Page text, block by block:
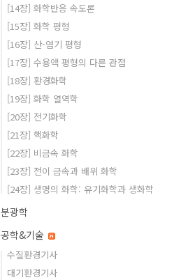
[14장] 화학반응 속도론
[15장] 화학 평형
[16장] 산-염기 평형
[17장] 수용액 평형의 다른 관점
[18장] 환경화학
[19장] 화학 열역학
[20장] 전기화학
[21장] 핵화학
[22장] 비금속 화학
[23장] 전이 금속과 배위 화학
[24장] 생명의 화학: 유기화학과 생화학
분광학
공학&기술
수질환경기사
대기환경기사